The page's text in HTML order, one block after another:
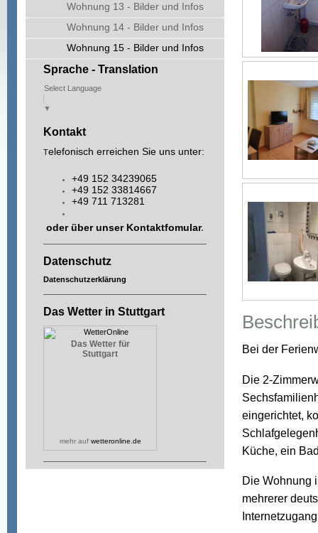
Bei der
Die 2-
eingerichtet,
Küche, ein
Die Wohnung
mehrerer
Wohnung 13 - Bilder und Infos
Wohnung 14 - Bilder und Infos
Wohnung 15 - Bilder und Infos
Sprache - Translation
Select Language
▼
Kontakt
Telefonisch erreichen Sie uns unter:
+49 152 34239065
+49 152 33814667
+49 711 713281
oder über unser Kontaktfomular.
Datenschutz
Datenschutzerklärung
Das Wetter in Stuttgart
Das Wetter für
Stuttgart
mehr auf wetteronline.de